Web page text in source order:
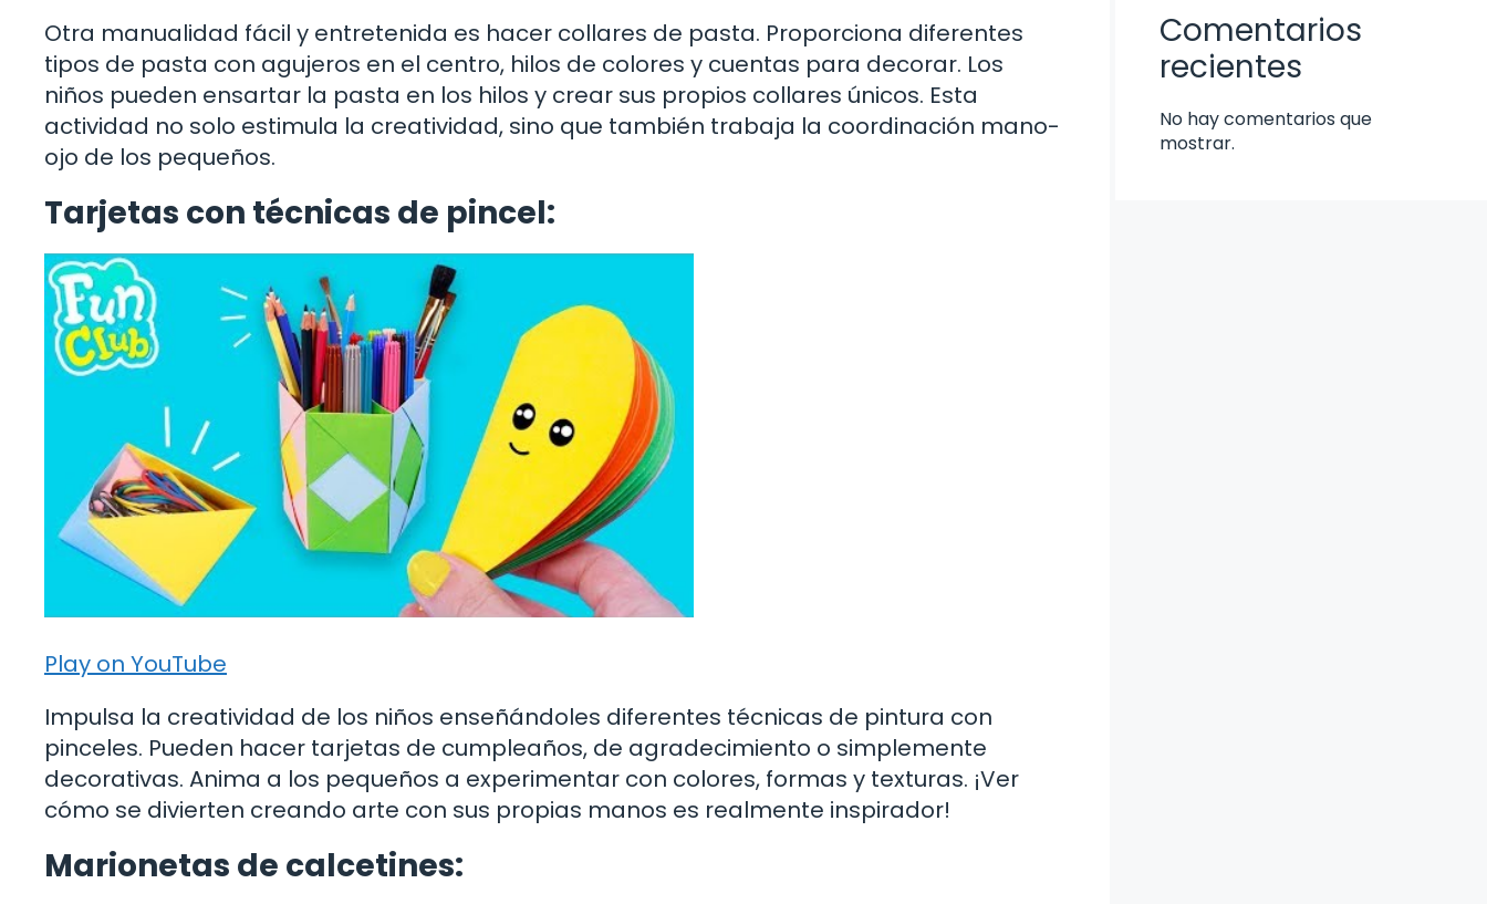
Otra manualidad fácil y entretenida es hacer collares de pasta. Proporciona diferentes
tipos de pasta con agujeros en el centro, hilos de colores y cuentas para decorar. Los
niños pueden ensartar la pasta en los hilos y crear sus propios collares únicos. Esta
actividad no solo estimula la creatividad, sino que también trabaja la coordinación mano-
ojo de los pequeños.
Tarjetas con técnicas de pincel:
Play on YouTube
Impulsa la creatividad de los niños enseñándoles diferentes técnicas de pintura con
pinceles. Pueden hacer tarjetas de cumpleaños, de agradecimiento o simplemente
decorativas. Anima a los pequeños a experimentar con colores, formas y texturas. ¡Ver
cómo se divierten creando arte con sus propias manos es realmente inspirador!
Marionetas de calcetines:
Comentarios
recientes
No hay comentarios que
mostrar.